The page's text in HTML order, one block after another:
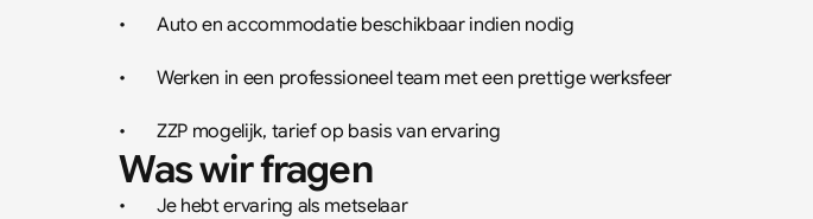
•	Auto en accommodatie beschikbaar indien nodig
•	Werken in een professioneel team met een prettige werksfeer
•	ZZP mogelijk, tarief op basis van ervaring
Was wir fragen
•	Je hebt ervaring als metselaar